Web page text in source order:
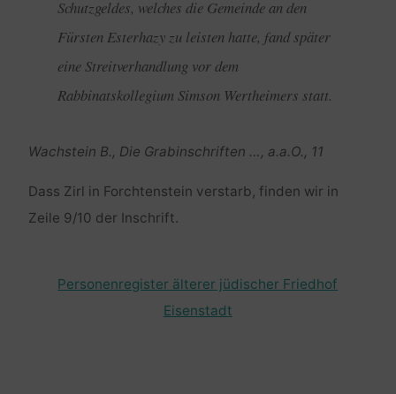
Schutzgeldes, welches die Gemeinde an den
Fürsten Esterhazy zu leisten hatte, fand später
eine Streitverhandlung vor dem
Rabbinatskollegium Simson Wertheimers statt.
Wachstein B., Die Grabinschriften …, a.a.O., 11
Dass Zirl in Forchtenstein verstarb, finden wir in
Zeile 9/10 der Inschrift.
Personenregister älterer jüdischer Friedhof
Eisenstadt